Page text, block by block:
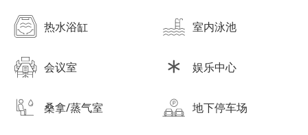
热水浴缸 室内泳池
会议室 娱乐中心
桑拿/蒸气室 地下停车场